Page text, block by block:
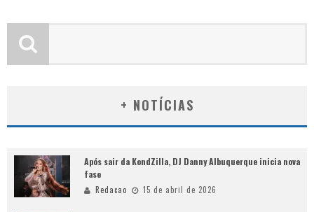
+ NOTÍCIAS
Após sair da KondZilla, DJ Danny Albuquerque inicia nova
fase
Redacao 15 de abril de 2026